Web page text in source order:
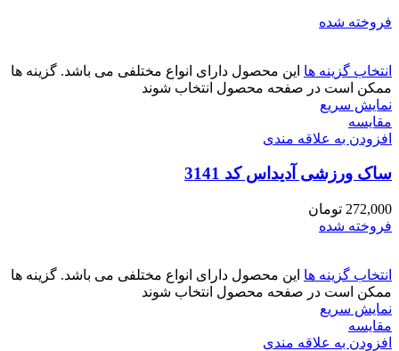
فروخته شده
انتخاب گزینه ها این محصول دارای انواع مختلفی می باشد. گزینه ها
ممکن است در صفحه محصول انتخاب شوند
نمایش سریع
مقايسه
افزودن به علاقه مندی
ساک ورزشی آدیداس کد 3141
272,000 تومان
فروخته شده
انتخاب گزینه ها این محصول دارای انواع مختلفی می باشد. گزینه ها
ممکن است در صفحه محصول انتخاب شوند
نمایش سریع
مقايسه
افزودن به علاقه مندی